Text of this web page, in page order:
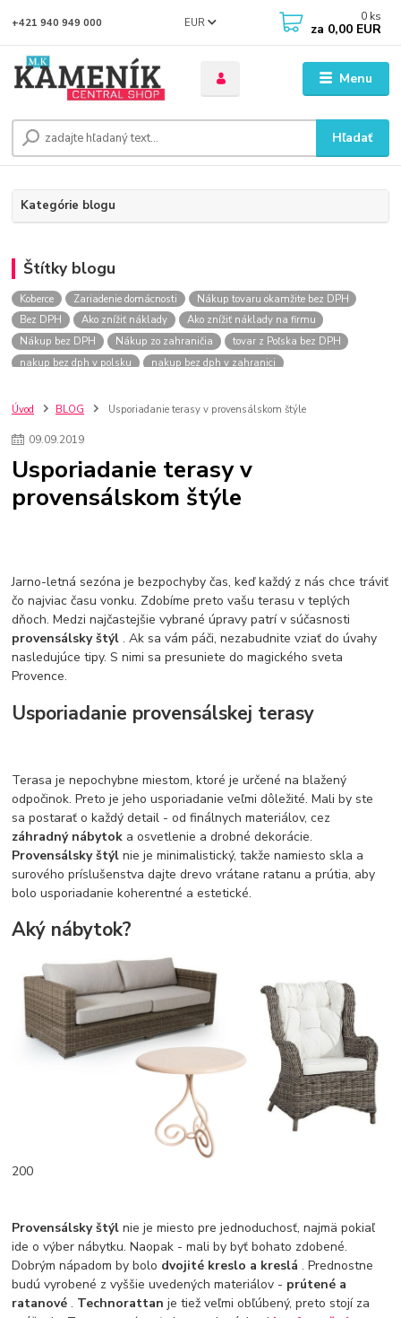
Menu
EUR
Hľadať
+421 940 949 000 0 ks
za 0,00 EUR
Kategórie blogu
Štítky blogu
Koberce Zariadenie domácnosti
Nákup tovaru okamžite bez DPH
Bez DPH
Ako znížiť náklady
Ako znížiť náklady na firmu
Nákup bez DPH
Nákup zo zahraničia
tovar z Poľska bez DPH
nakup bez dph v polsku
nakup bez dph v zahranici
nakupovanie na firmu bez dph
szco nakup bez dph
doplnky
zlaté doplnky
Drezové batérie
Umyvadlové batérie
Kuchynské batérie
Drez so zásuvko
Drezy Kuchynské drezy
linoleu
čalúnená textília
Poťahové látky
Poťahové látky na nábytok
Provence
Usporiadanie obývacej izby Nábytok Boxy a obedáre
Úvod BLOG Usporiadanie terasy v provensálskom štýle
09.09.2019
Usporiadanie terasy v
provensálskom štýle
Jarno-letná sezóna je bezpochyby čas, keď každý z nás chce tráviť
čo najviac času vonku. Zdobíme preto vašu terasu v teplých
dňoch. Medzi najčastejšie vybrané úpravy patrí v súčasnosti
provensálsky štýl. Ak sa vám páči, nezabudnite vziať do úvahy
nasledujúce tipy. S nimi sa presuniete do magického sveta
Provence.
Usporiadanie provensálskej terasy
Terasa je nepochybne miestom, ktoré je určené na blažený
odpočinok. Preto je jeho usporiadanie veľmi dôležité. Mali by ste
sa postarať o každý detail - od finálnych materiálov, cez
záhradný nábytok a osvetlenie a drobné dekorácie.
Provensálsky štýlnie je minimalistický, takže namiesto skla a
surového príslušenstva dajte drevo vrátane ratanu a prútia, aby
bolo usporiadanie koherentné a estetické.
Aký nábytok?
200
Provensálsky štýlnie je miesto pre jednoduchosť, najmä pokiaľ
ide o výber nábytku. Naopak - mali by byť bohato zdobené.
Dobrým nápadom by bolo dvojité kreslo a kreslá. Prednostne
budú vyrobené z vyššie uvedených materiálov - prútené a
ratanové. Technorattanje tiež veľmi obľúbený, preto stojí za